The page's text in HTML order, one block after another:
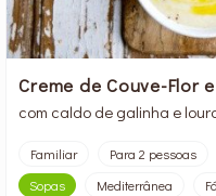
Creme de Couve-Flor
com caldo de galinha e
Familiar Para 2 pessoas
Sopas
Mediterrânea